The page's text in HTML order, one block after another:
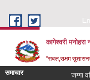
कागेश्वरी मनोहरा
"सबल,सक्षम
समाचार जग्गा